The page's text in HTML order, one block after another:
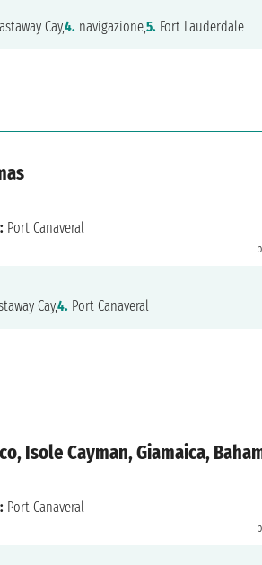
Cay,4. navigazione,5. Fort Lauderdale
Port Canaveral
Cay,4. Port Canaveral
Isole Cayman, Giamaica,
Port Canaveral